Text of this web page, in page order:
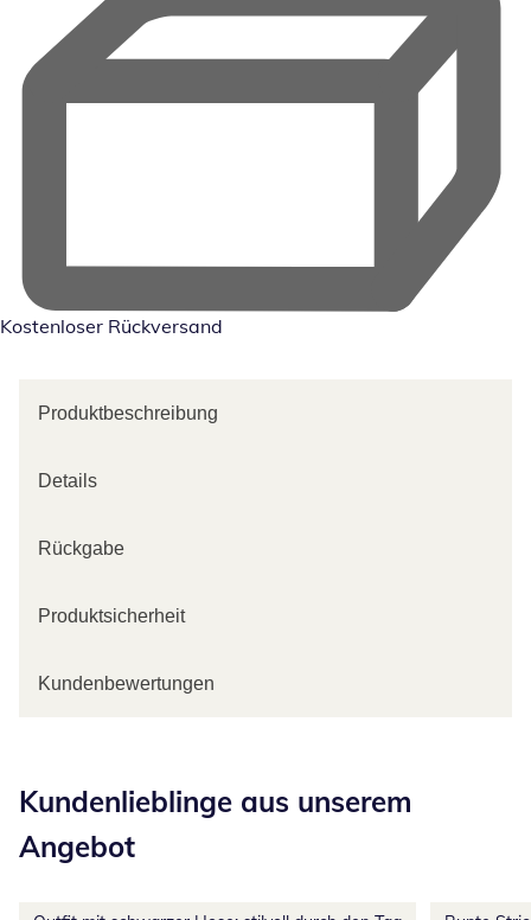
Kostenloser Rückversand
Produktbeschreibung
Details
Rückgabe
Produktsicherheit
Kundenbewertungen
Kundenlieblinge aus unserem
Angebot